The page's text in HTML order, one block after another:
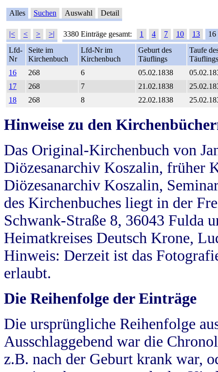
Alles Suchen Auswahl Detail
|< < > >| 3380 Einträge gesamt: 1 4 7 10 13
16
Lfd-
Nr
Seite im
Kirchenbuch
Lfd-Nr im
Kirchenbuch
Geburt des
Täuflings
Taufe
Täuflings
16
268 6 05.02.1838
17
268 7 21.02.1838
18
268 8 22.02.1838
Hinweise zu den
Das Original-Kirchenbuch von
Diözesanarchiv Koszalin, früher
Diözesanarchiv Koszalin,
des Kirchenbuches liegt in der
Schwank-Straße 8, 36043 Fulda
Heimatkreises Deutsch Krone,
Hinweis: Derzeit ist das
erlaubt.
Die Reihenfolge der Einträge
Die ursprüngliche Reihenfolge
Ausschlaggebend war die
z.B. nach der Geburt krank war,